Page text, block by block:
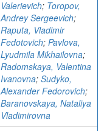
Valerievich; Toropov,
Andrey Sergeevich;
Raputa, Vladimir
Fedotovich; Pavlova,
Lyudmila Mikhailovna;
Radomskaya, Valentina
Ivanovna; Sudyko,
Alexander Fedorovich;
Baranovskaya, Nataliya
Vladimirovna